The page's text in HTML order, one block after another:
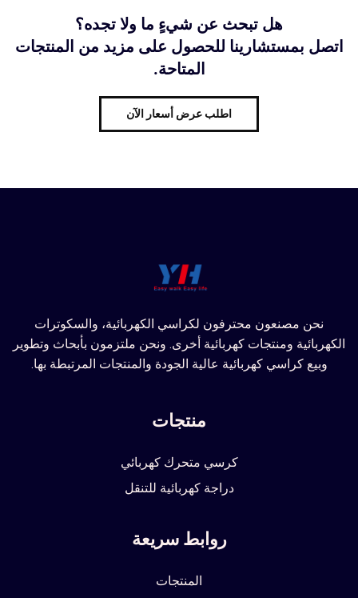
هل تبحث عن شيءٍ ما ولا تجده؟
اتصل بمستشارينا للحصول على مزيد من المنتجات
المتاحة.
اطلب عرض أسعار الآن
نحن مصنعون محترفون لكراسي الكهربائية، والسكوترات
الكهربائية ومنتجات كهربائية أخرى. ونحن ملتزمون بأبحاث وتطوير
وبيع كراسي كهربائية عالية الجودة والمنتجات المرتبطة بها.
منتجات
كرسي متحرك كهربائي
دراجة كهربائية للتنقل
روابط سريعة
المنتجات